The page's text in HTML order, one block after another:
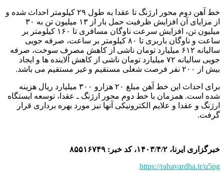
خط آهن دوم محور ارژنگ تا عقدا به طول ۲۹ کیلومتر احداث شده و
از مزایای آن افزایش ظرفیت حمل بار از ۱۳ میلیون تن به ۳۰
میلیون تن، افزایش سرعت ناوگان مسافری تا ۱۶۰ کیلومتر بر
ساعت و ناوگان باربری تا ۸۰ کیلومتر بر ساعت، صرفه جویی
سالیانه ۶۱۲ میلیارد تومان ناشی از کاهش مصرف سوخت، صرفه
جویی سالیانه ۷۲ میلیارد تومان ناشی از کاهش آلاینده ها و ایجاد
بیش از ۲۰۰ نفر فرصت شغلی مستقیم و غیر مستقیم می باشد.
برای احداث این خط آهن مبلغ ۲۰ هزارو ۳۰۰ میلیارد ریال هزینه
شده است. همزمان با خط دوم محور ارژنگ ـ عقدا، توسعه ایستگاه
ارژنگ و عقدا و علایم الکترونیکی آنها نیز مورد بهره برداری قرار
گرفت.
خبرگزاری ایرنا، ۱۴۰۳/۴/۲، کد خبر: ۸۵۵۱۶۷۴۹
https://rahavardha.ir/u5pg